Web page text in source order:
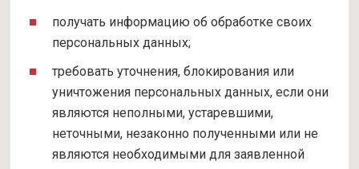
получать информацию об обработке своих
персональных данных;
требовать уточнения, блокирования или
уничтожения персональных данных, если они
являются неполными, устаревшими,
неточными, незаконно полученными или не
являются необходимыми для заявленной